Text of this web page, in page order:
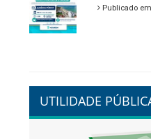
Publicado
UTILIDADE